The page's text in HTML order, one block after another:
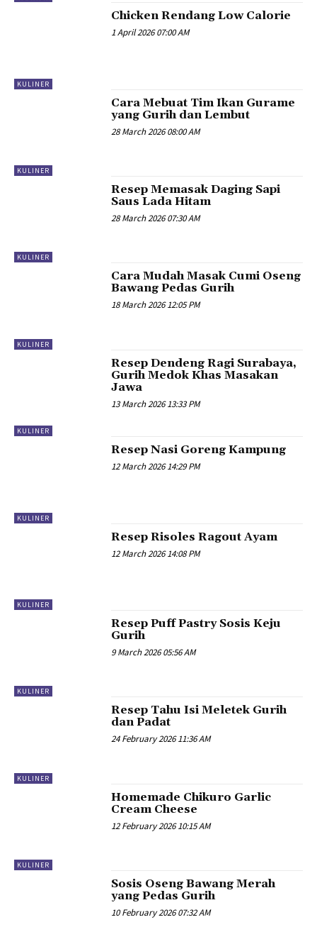
KULINER
Chicken Rendang Low Calorie
1 April 2026 07:00 AM
KULINER
Cara Mebuat Tim Ikan Gurame
yang Gurih dan Lembut
28 March 2026 08:00 AM
KULINER
Resep Memasak Daging Sapi
Saus Lada Hitam
28 March 2026 07:30 AM
KULINER
Cara Mudah Masak Cumi Oseng
Bawang Pedas Gurih
18 March 2026 12:05 PM
KULINER
Resep Dendeng Ragi Surabaya,
Gurih Medok Khas Masakan
Jawa
13 March 2026 13:33 PM
KULINER
Resep Nasi Goreng Kampung
12 March 2026 14:29 PM
KULINER
Resep Risoles Ragout Ayam
12 March 2026 14:08 PM
KULINER
Resep Puff Pastry Sosis Keju
Gurih
9 March 2026 05:56 AM
KULINER
Resep Tahu Isi Meletek Gurih
dan Padat
24 February 2026 11:36 AM
KULINER
Homemade Chikuro Garlic
Cream Cheese
12 February 2026 10:15 AM
Sosis Oseng Bawang Merah
yang Pedas Gurih
10 February 2026 07:32 AM